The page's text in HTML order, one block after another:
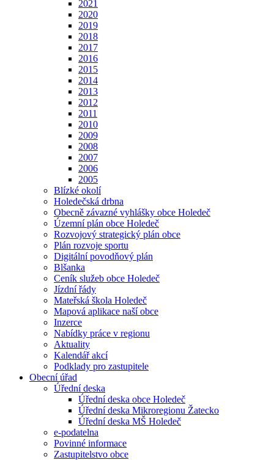
2021
2020
2019
2018
2017
2016
2015
2014
2013
2012
2011
2010
2009
2008
2007
2006
2005
Blízké okolí
Holedečská drbna
Obecně závazné vyhlášky obce Holedeč
Územní plán obce Holedeč
Rozvojový strategický plán obce
Plán rozvoje sportu
Digitální povodňový plán
Blšanka
Ceník služeb obce Holedeč
Jízdní řády
Mateřská škola Holedeč
Mapová aplikace naší obce
Inzerce
Nabídky práce v regionu
Aktuality
Kalendář akcí
Podklady pro zastupitele
Obecní úřad
Úřední deska
Úřední deska obce Holedeč
Úřední deska Mikroregionu Žatecko
Úřední deska MŠ Holedeč
e-podatelna
Povinné informace
Zastupitelstvo obce